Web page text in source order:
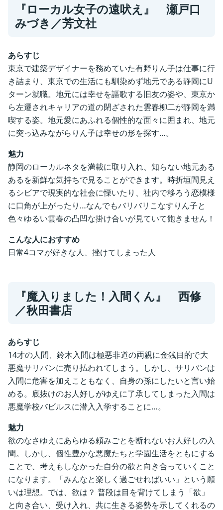
『ローカル女子の遠吠え』 瀬戸口
みづき／芳文社
あらすじ
東京で建築デザイナーを務めていた有野りん子は仕事に行
き詰まり、東京での生活にも馴染めず地元である静岡にU
ターン就職。地元には幸せを謳歌する旧友の姿や、東京か
ら左遷されキャリアの道の閉ざされた雲春柳二が静岡を満
喫する姿。地元愛にあふれる個性的な面々に囲まれ、地元
に突っ込みながらりん子は幸せの形を探す…。
魅力
静岡のローカルネタを満載に取り入れ、知らない地元ある
あるを新鮮な気持ちで見ることができます。時折垣間見え
るシビアで現実的な社会に慄いたり、社内で移ろう恋模様
に口角が上がったり…なんでもバリバリこなすりん子と
色々ゆるい雲春の凸凹な掛け合いが見ていて飽きません！
こんな人におすすめ
日常4コマが好きな人、挫けてしまった人
『魔入りました！入間くん』 西修
／秋田書店
あらすじ
14才の人間、鈴木入間は極悪非道の両親に金銭目的で大
悪魔サリバンに売り払われてしまう。しかし、サリバンは
入間に危害を加えこともなく、自身の孫にしたいと言い始
める。底抜けのお人好しがゆえに了承してしまった入間は
悪魔学校バビルスに潜入入学することに…。
魅力
欲のなさゆえにあらゆる頼みごとを断れないお人好しの入
間。しかし、個性豊かな悪魔たちと学園生活をともにする
ことで、考えもしなかった自分の欲と向き合っていくこと
になります。「みんなと楽しく過ごせればいい」という願
いは理想。では、欲は？ 普段は目を背けてしまう「欲」
と向き合い、受け入れ、共に生きる姿勢を示してくれるの